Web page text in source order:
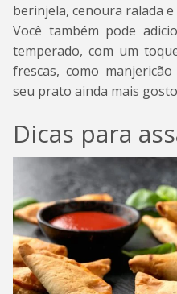
berinjela, cenoura ralada
Você também pode
temperado, com um
frescas, como
seu prato ainda mais
Dicas para